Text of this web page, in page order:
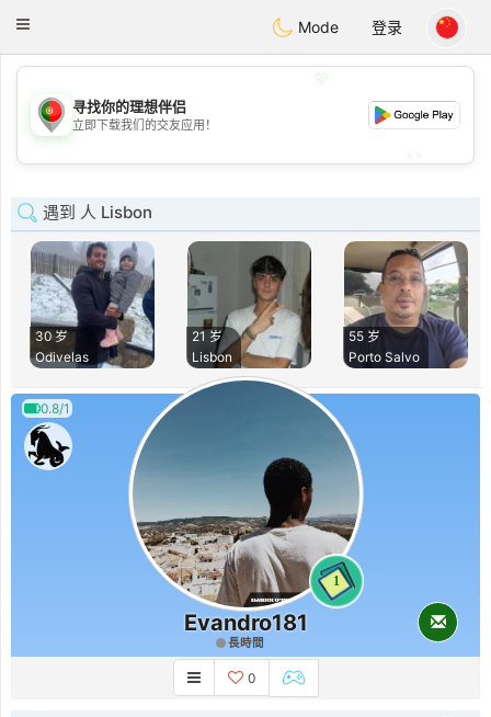
Portugues
Toggle
Mode 登录
💖
💕
寻找你的理想伴侣
立即下载我们的交友应用！
遇到 人 Lisbon
30 岁
Odivelas
21 岁
Lisbon
55 岁
Porto Salvo
0.8/1
1
Evandro181
長時間
0